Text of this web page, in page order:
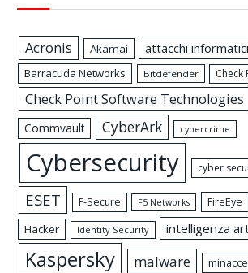
Acronis Akamai attacchi informatici
Barracuda Networks Bitdefender Check
Check Point Software Technologies
Commvault CyberArk cybercrime
Cybersecurity cyber
ESET F-Secure F5 Networks FireEye
Hacker Identity Security intelligenza
Kaspersky malware